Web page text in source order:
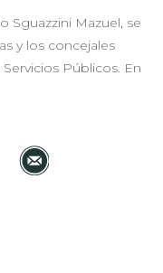
Sguazzini Mazuel, se
y los concejales
Públicos. En